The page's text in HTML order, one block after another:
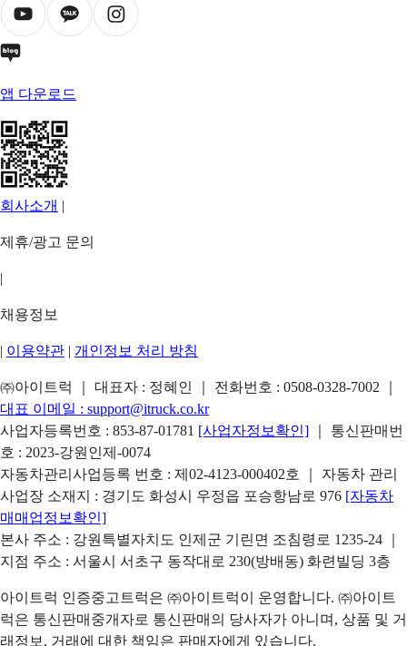
앱 다운로드
회사소개 |
제휴/광고 문의
|
채용정보
| 이용약관 | 개인정보 처리 방침
㈜아이트럭 ｜ 대표자 : 정혜인 ｜ 전화번호 : 0508-0328-7002
대표 이메일 : support@itruck.co.kr
사업자등록번호 : 853-87-01781 [사업자정보확인]
｜ 통신판매번
호 : 2023-강원인제-0074
자동차관리사업등록 번호 : 제02-4123-000402호 ｜ 자동차 관리
사업장 소재지 : 경기도 화성시 우정읍 포승항남로 976 [자동차
매매업정보확인]
본사 주소 : 강원특별자치도 인제군 기린면 조침령로 1235-24 ｜
지점 주소 : 서울시 서초구 동작대로 230(방배동) 화련빌딩 3층
아이트럭 인증중고트럭은 ㈜아이트럭이 운영합니다. ㈜아이트
럭은 통신판매중개자로 통신판매의 당사자가 아니며, 상품 및 거
래정보, 거래에 대한 책임은 판매자에게 있습니다.